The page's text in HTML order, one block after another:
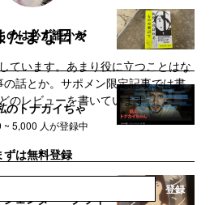
のは必ず誰かが
のトナカイちゃ
ェンダー・クライ
たまな日々
ています。あまり役に立つことはな
話とか。サポメン限定記事では書
のレビューを書いています。
~ 5,000 人が登録中
ずは無料登録
登録